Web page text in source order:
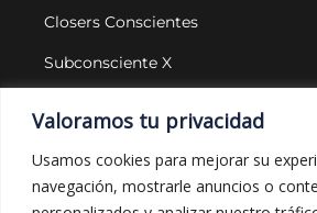
Valoramos tu privacidad
Usamos cookies para mejorar su
navegación, mostrarle anuncios o
Closers Conscientes
Subconsciente X
LEGAL Y PROTECCIÓN
Aviso legal